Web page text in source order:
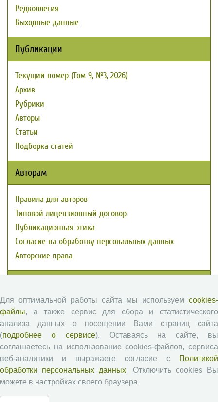
Редколлегия
Выходные данные
Публикации
Текущий номер (Том 9, №3, 2026)
Архив
Рубрики
Авторы
Статьи
Подборка статей
Авторам
Правила для авторов
Типовой лицензионный договор
Публикационная этика
Согласие на обработку персональных данных
Авторские права
Памятка рецензенту
Положение о рецензировании
Форма рецензии
Журналы ВолНЦ РАН
Экономические и социальные перемены
Для оптимальной работы сайта мы используем cookies-
файлы, а также сервис для сбора и статистического
анализа данных о посещении Вами страниц сайта
(подробнее о сервисе). Оставаясь на сайте, вы
соглашаетесь на использование cookies-файлов, сервиса
веб-аналитики и выражаете согласие с
Политикой
обработки персональных данных. Отключить cookies Вы
можете в настройках своего браузера.